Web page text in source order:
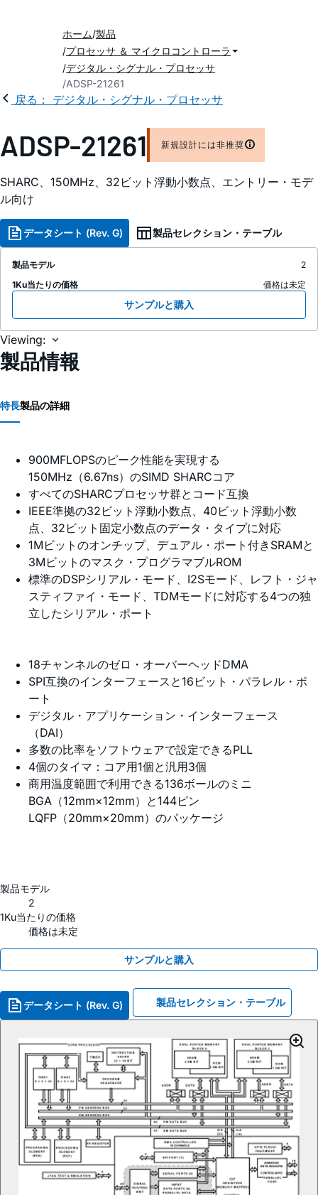
ホーム 製品
プロセッサ ＆ マイクロコントローラ
デジタル・シグナル・プロセッサ
ADSP-21261
戻る： デジタル・シグナル・プロセッサ
ADSP-21261 新規設計には非推奨
SHARC、150MHz、32ビット浮動小数点、エントリー・モデ
ル向け
データシート (Rev. G) 製品セレクション・テーブル
製品モデル
2
1Ku当たりの価格
価格は未定
サンプルと購入
Viewing:
製品情報
特長製品の詳細
900MFLOPSのピーク性能を実現する
150MHz（6.67ns）のSIMD SHARCコア
すべてのSHARCプロセッサ群とコード互換
IEEE準拠の32ビット浮動小数点、40ビット浮動小数
点、32ビット固定小数点のデータ・タイプに対応
1Mビットのオンチップ、デュアル・ポート付きSRAMと
3Mビットのマスク・プログラマブルROM
標準のDSPシリアル・モード、I2Sモード、レフト・ジャ
スティファイ・モード、TDMモードに対応する4つの独
立したシリアル・ポート
18チャンネルのゼロ・オーバーヘッドDMA
SPI互換のインターフェースと16ビット・パラレル・ポ
ート
デジタル・アプリケーション・インターフェース
（DAI）
多数の比率をソフトウェアで設定できるPLL
4個のタイマ：コア用1個と汎用3個
商用温度範囲で利用できる136ボールのミニ
BGA（12mm×12mm）と144ピン
LQFP（20mm×20mm）のパッケージ
製品モデル
2
1Ku当たりの価格
価格は未定
サンプルと購入
データシート (Rev. G) 製品セレクション・テーブル